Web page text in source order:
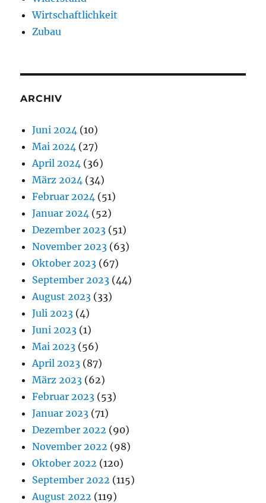
Wirtschaftlichkeit
Zubau
ARCHIV
Juni 2024 (10)
Mai 2024 (27)
April 2024 (36)
März 2024 (34)
Februar 2024 (51)
Januar 2024 (52)
Dezember 2023 (51)
November 2023 (63)
Oktober 2023 (67)
September 2023 (44)
August 2023 (33)
Juli 2023 (4)
Juni 2023 (1)
Mai 2023 (56)
April 2023 (87)
März 2023 (62)
Februar 2023 (53)
Januar 2023 (71)
Dezember 2022 (90)
November 2022 (98)
Oktober 2022 (120)
September 2022 (115)
August 2022 (119)